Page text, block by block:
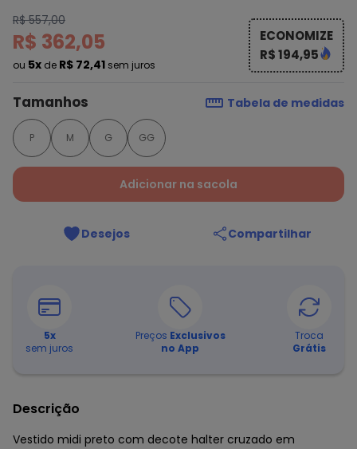
R$ 557,00
R$ 362,05
ou 5x de R$ 72,41 sem juros
ECONOMIZE
R$ 194,95
Tamanhos Tabela de medidas
P M G GG
Adicionar na sacola
Desejos Compartilhar
5x
sem juros
Preços Exclusivos
no App
Troca
Grátis
Descrição
Vestido midi preto com decote halter cruzado em